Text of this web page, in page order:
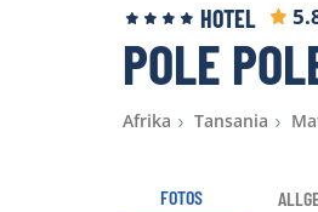
HOTEL
POLE
Afrika Tansania
FOTOS